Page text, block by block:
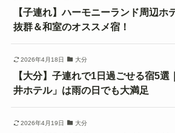
【子連れ】ハーモニーランド周辺ホ
抜群＆和室のオススメ宿！
2026年4月18日 大分
【大分】子連れで1日過ごせる宿5選
井ホテル」は雨の日でも大満足
2026年4月19日 大分